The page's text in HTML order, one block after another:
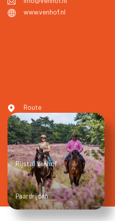
www.venhof.nl
Route
Rijstal Venhof
Paardrijden